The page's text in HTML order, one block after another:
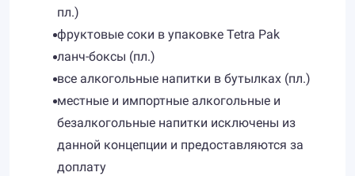
пл.)
фруктовые соки в упаковке Tetra Pak
ланч-боксы (пл.)
все алкогольные напитки в бутылках (пл.)
местные и импортные алкогольные и
безалкогольные напитки исключены из
данной концепции и предоставляются за
доплату